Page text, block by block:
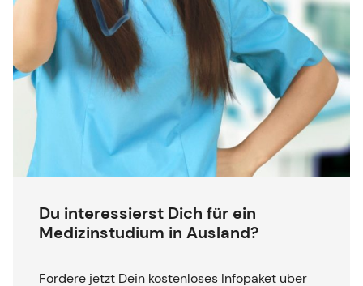
Du interessierst Dich für ein
Medizinstudium in Ausland?
Fordere jetzt Dein kostenloses Infopaket über